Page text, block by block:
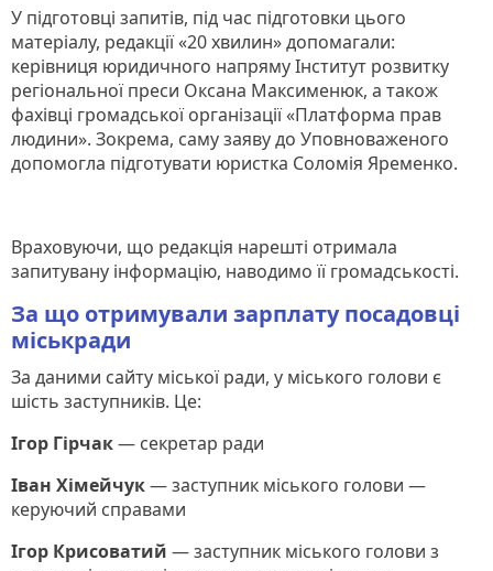
У підготовці запитів, під час підготовки цього
матеріалу, редакції «20 хвилин» допомагали:
керівниця юридичного напряму Інститут розвитку
регіональної преси Оксана Максименюк, а також
фахівці громадської організації «Платформа прав
людини». Зокрема, саму заяву до Уповноваженого
допомогла підготувати юристка Соломія Яременко.
Враховуючи, що редакція нарешті отримала
запитувану інформацію, наводимо її громадськості.
За що отримували зарплату посадовці
міськради
За даними сайту міської ради, у міського голови є
шість заступників. Це:
Ігор Гірчак— секретар ради
Іван Хімейчук— заступник міського голови —
керуючий справами
Ігор Крисоватий — заступник міського голови з